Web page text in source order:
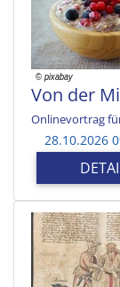
Von der
Onlinevortrag
28.10.2026